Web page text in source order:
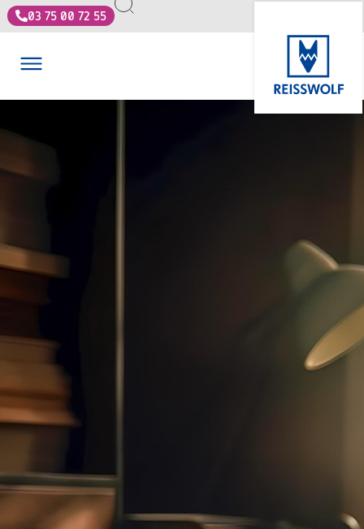
03 75 00 72 55